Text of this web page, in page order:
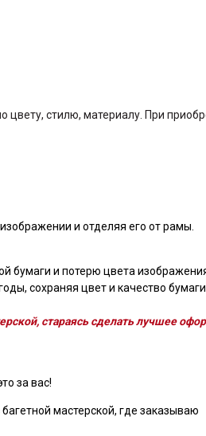
стилю, материалу. При
и отделяя его от рамы.
бумаги и потерю цвета
сохраняя цвет и качество бумаги.
стараясь сделать лучшее
за вас!
мастерской, где заказываю